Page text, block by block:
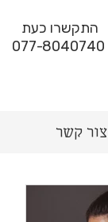
התקשרו כעת
077-8040740
צור קשר